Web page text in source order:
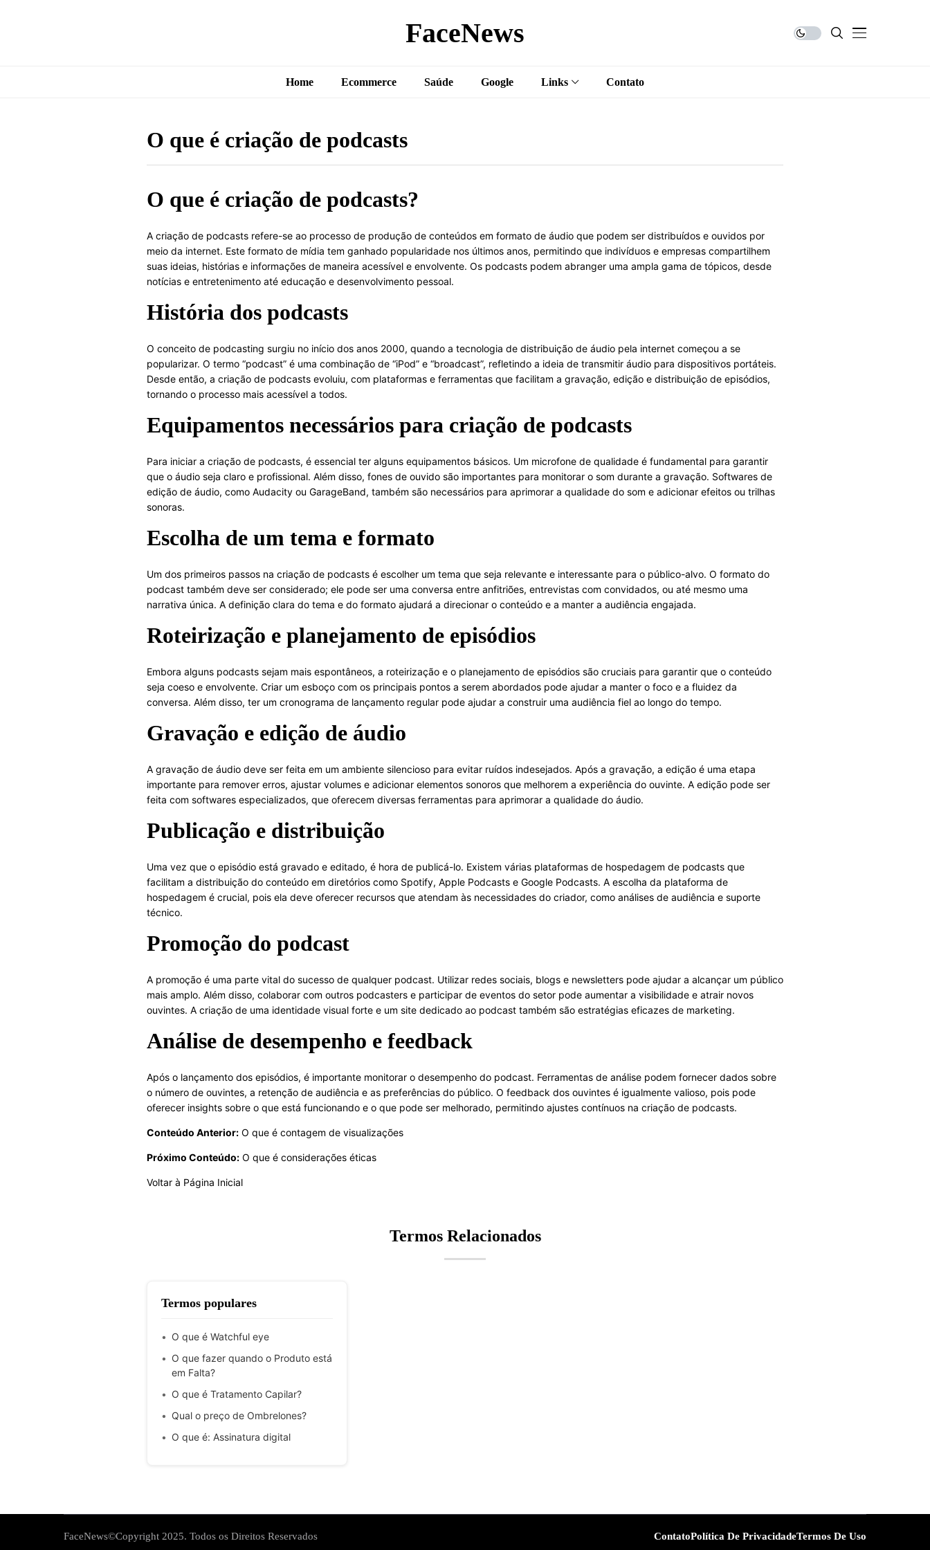
FaceNews
Home Ecommerce Saúde Google Links Contato
O que é criação de podcasts
O que é criação de podcasts?
A criação de podcasts refere-se ao processo de produção de conteúdos em formato de áudio que podem ser distribuídos e ouvidos por
meio da internet. Este formato de mídia tem ganhado popularidade nos últimos anos, permitindo que indivíduos e empresas compartilhem
suas ideias, histórias e informações de maneira acessível e envolvente. Os podcasts podem abranger uma ampla gama de tópicos, desde
notícias e entretenimento até educação e desenvolvimento pessoal.
História dos podcasts
O conceito de podcasting surgiu no início dos anos 2000, quando a tecnologia de distribuição de áudio pela internet começou a se
popularizar. O termo “podcast” é uma combinação de “iPod” e “broadcast”, refletindo a ideia de transmitir áudio para dispositivos portáteis.
Desde então, a criação de podcasts evoluiu, com plataformas e ferramentas que facilitam a gravação, edição e distribuição de episódios,
tornando o processo mais acessível a todos.
Equipamentos necessários para criação de podcasts
Para iniciar a criação de podcasts, é essencial ter alguns equipamentos básicos. Um microfone de qualidade é fundamental para garantir
que o áudio seja claro e profissional. Além disso, fones de ouvido são importantes para monitorar o som durante a gravação. Softwares de
edição de áudio, como Audacity ou GarageBand, também são necessários para aprimorar a qualidade do som e adicionar efeitos ou trilhas
sonoras.
Escolha de um tema e formato
Um dos primeiros passos na criação de podcasts é escolher um tema que seja relevante e interessante para o público-alvo. O formato do
podcast também deve ser considerado; ele pode ser uma conversa entre anfitriões, entrevistas com convidados, ou até mesmo uma
narrativa única. A definição clara do tema e do formato ajudará a direcionar o conteúdo e a manter a audiência engajada.
Roteirização e planejamento de episódios
Embora alguns podcasts sejam mais espontâneos, a roteirização e o planejamento de episódios são cruciais para garantir que o conteúdo
seja coeso e envolvente. Criar um esboço com os principais pontos a serem abordados pode ajudar a manter o foco e a fluidez da
conversa. Além disso, ter um cronograma de lançamento regular pode ajudar a construir uma audiência fiel ao longo do tempo.
Gravação e edição de áudio
A gravação de áudio deve ser feita em um ambiente silencioso para evitar ruídos indesejados. Após a gravação, a edição é uma etapa
importante para remover erros, ajustar volumes e adicionar elementos sonoros que melhorem a experiência do ouvinte. A edição pode ser
feita com softwares especializados, que oferecem diversas ferramentas para aprimorar a qualidade do áudio.
Publicação e distribuição
Uma vez que o episódio está gravado e editado, é hora de publicá-lo. Existem várias plataformas de hospedagem de podcasts que
facilitam a distribuição do conteúdo em diretórios como Spotify, Apple Podcasts e Google Podcasts. A escolha da plataforma de
hospedagem é crucial, pois ela deve oferecer recursos que atendam às necessidades do criador, como análises de audiência e suporte
técnico.
Promoção do podcast
A promoção é uma parte vital do sucesso de qualquer podcast. Utilizar redes sociais, blogs e newsletters pode ajudar a alcançar um público
mais amplo. Além disso, colaborar com outros podcasters e participar de eventos do setor pode aumentar a visibilidade e atrair novos
ouvintes. A criação de uma identidade visual forte e um site dedicado ao podcast também são estratégias eficazes de marketing.
Análise de desempenho e feedback
Após o lançamento dos episódios, é importante monitorar o desempenho do podcast. Ferramentas de análise podem fornecer dados sobre
o número de ouvintes, a retenção de audiência e as preferências do público. O feedback dos ouvintes é igualmente valioso, pois pode
oferecer insights sobre o que está funcionando e o que pode ser melhorado, permitindo ajustes contínuos na criação de podcasts.
Conteúdo Anterior: O que é contagem de visualizações
Próximo Conteúdo: O que é considerações éticas
Voltar à Página Inicial
Termos Relacionados
Termos populares
O que é Watchful eye
O que fazer quando o Produto está
em Falta?
O que é Tratamento Capilar?
Qual o preço de Ombrelones?
O que é: Assinatura digital
FaceNews©Copyright 2025. Todos os Direitos Reservados ContatoPolítica De PrivacidadeTermos De Uso